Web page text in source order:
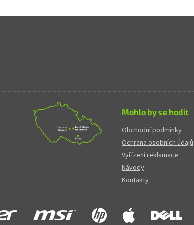
Mohlo by se hodit
Obchodní podmínky
Ochrana osobních údajů
Vyřízení reklamace
Návody
Kontakty